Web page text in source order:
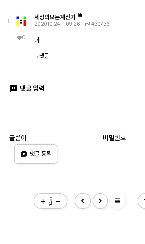
1
0
세상의모든계산기
2020.10.24 - 09:26 #30736
네
댓글
댓글 입력
글쓴이 비밀번호
댓글 등록
14px view_headline